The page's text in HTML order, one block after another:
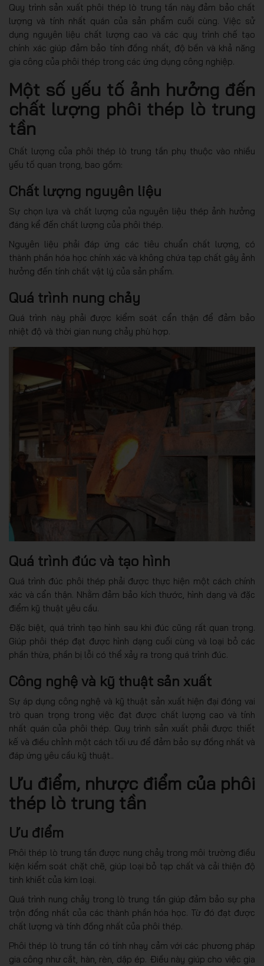
Quy trình sản xuất phôi thép lò trung tần này đảm bảo chất
lượng và tính nhất quán của sản phẩm cuối cùng. Việc sử
dụng nguyên liệu chất lượng cao và các quy trình chế tạo
chính xác giúp đảm bảo tính đồng nhất, độ bền và khả năng
gia công của phôi thép trong các ứng dụng công nghiệp.
Một số yếu tố ảnh hưởng đến
chất lượng phôi thép lò trung
tần
Chất lượng của phôi thép lò trung tần phụ thuộc vào nhiều
yếu tố quan trọng, bao gồm:
Chất lượng nguyên liệu
Sự chọn lựa và chất lượng của nguyên liệu thép ảnh hưởng
đáng kể đến chất lượng của phôi thép.
Nguyên liệu phải đáp ứng các tiêu chuẩn chất lượng, có
thành phần hóa học chính xác và không chứa tạp chất gây ảnh
hưởng đến tính chất vật lý của sản phẩm.
Quá trình nung chảy
Quá trình này phải được kiểm soát cẩn thận để đảm bảo
nhiệt độ và thời gian nung chảy phù hợp.
Quá trình đúc và tạo hình
Quá trình đúc phôi thép phải được thực hiện một cách chính
xác và cẩn thận. Nhằm đảm bảo kích thước, hình dạng và đặc
điểm kỹ thuật yêu cầu.
Đặc biệt, quá trình tạo hình sau khi đúc cũng rất quan trọng.
Giúp phôi thép đạt được hình dạng cuối cùng và loại bỏ các
phần thừa, phần bị lỗi có thể xảy ra trong quá trình đúc.
Công nghệ và kỹ thuật sản xuất
Sự áp dụng công nghệ và kỹ thuật sản xuất hiện đại đóng vai
trò quan trọng trong việc đạt được chất lượng cao và tính
nhất quán của phôi thép. Quy trình sản xuất phải được thiết
kế và điều chỉnh một cách tối ưu để đảm bảo sự đồng nhất và
đáp ứng yêu cầu kỹ thuật..
Ưu điểm, nhược điểm của phôi
thép lò trung tần
Ưu điểm
Phôi thép lò trung tần được nung chảy trong môi trường điều
kiện kiểm soát chặt chẽ, giúp loại bỏ tạp chất và cải thiện độ
tinh khiết của kim loại.
Quá trình nung chảy trong lò trung tần giúp đảm bảo sự pha
trộn đồng nhất của các thành phần hóa học. Từ đó đạt được
chất lượng và tính đồng nhất của phôi thép.
Phôi thép lò trung tần có tính nhạy cảm với các phương pháp
gia công như cắt, hàn, rèn, dập ép. Điều này giúp cho việc gia